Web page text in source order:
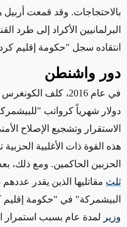
بالاحتجاجات. وقد قمعت أربيل
البرلمانيين الأكراد إلى طرد
انتقاده سجل "حكومة إقليم
دور واشنطن
دولار شهرياً كرواتب
الاستقرار وتشجيع الإصلاح
هذه القوة ذات الأغلبية
الحزبين الحاكمين. ومع ذلك،
ثلث مقاتليها الذين يقدر عددهم بـ
البيشمركة" في "حكومة
وزير لمدة عام بسبب استمرار